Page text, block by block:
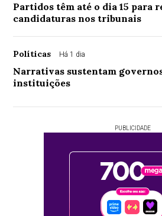
Partidos têm até o dia 15 para
candidaturas nos tribunais
Políticas Há 1 dia
Narrativas sustentam
instituições
PUBLICIDADE